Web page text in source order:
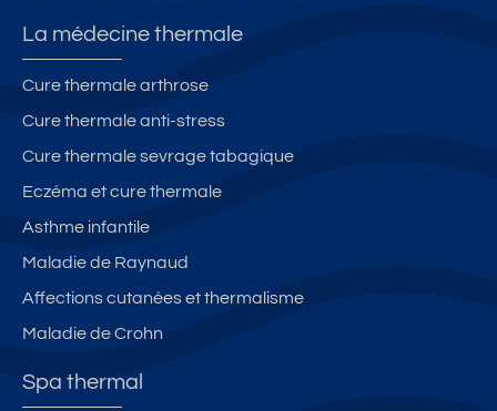
La médecine thermale
Cure thermale arthrose
Cure thermale anti-stress
Cure thermale sevrage tabagique
Eczéma et cure thermale
Asthme infantile
Maladie de Raynaud
Affections cutanées et thermalisme
Maladie de Crohn
Spa thermal